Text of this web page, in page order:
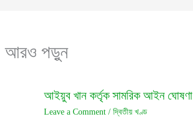
আরও পড়ুন
আইয়ুব খান কর্তৃক সামরিক আইন ঘোষণা
Leave a Comment / দ্বিতীয় খণ্ড